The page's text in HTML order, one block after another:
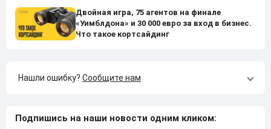
Двойная игра, 75 агентов на финале
«Уимблдона» и 30 000 евро за вход в бизнес.
Что такое кортсайдинг
Нашли ошибку? Сообщите нам
Подпишись на наши новости одним кликом: